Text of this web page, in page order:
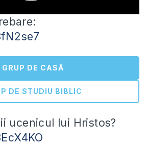
GRUP DE CASĂ
DE STUDIU BIBLIC
ucenicul lui Hristos?